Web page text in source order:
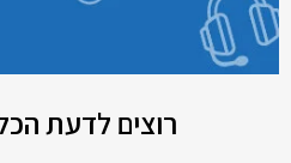
רוצים לדעת